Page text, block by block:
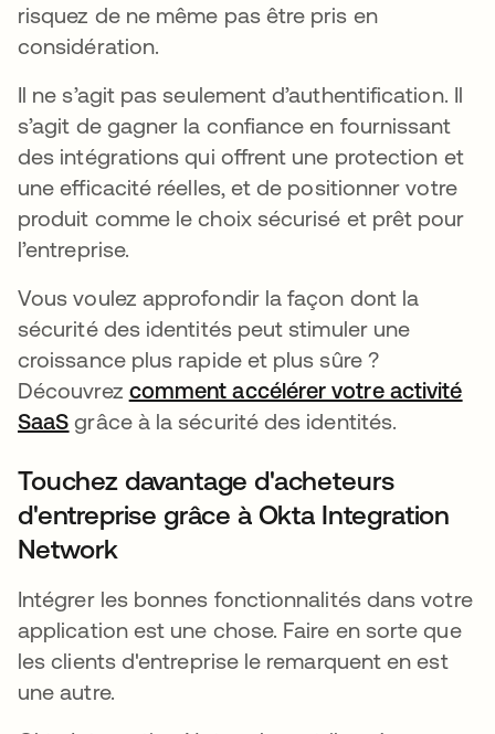
risquez de ne même pas être pris en
considération.
Il ne s’agit pas seulement d’authentification. Il
s’agit de gagner la confiance en fournissant
des intégrations qui offrent une protection et
une efficacité réelles, et de positionner votre
produit comme le choix sécurisé et prêt pour
l’entreprise.
Vous voulez approfondir la façon dont la
sécurité des identités peut stimuler une
croissance plus rapide et plus sûre ?
Découvrez comment accélérer votre activité
SaaS grâce à la sécurité des identités.
Touchez davantage d'acheteurs
d'entreprise grâce à Okta Integration
Network
Intégrer les bonnes fonctionnalités dans votre
application est une chose. Faire en sorte que
les clients d'entreprise le remarquent en est
une autre.